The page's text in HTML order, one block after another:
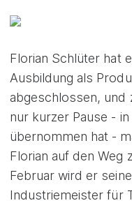
Florian Schlüter hat
Ausbildung als
abgeschlossen, und
nur kurzer Pause -
übernommen hat -
Florian auf den Weg
Februar wird er
Industriemeister für